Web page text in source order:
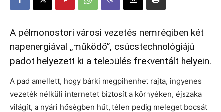
A pélmonostori városi vezetés nemrégiben két
napenergiával „működő”, csúcstechnológiájú
padot helyezett ki a település frekventált helyein.
A pad amellett, hogy bárki megpihenhet rajta, ingyenes
vezeték nélküli internetet biztosít a környéken, éjszaka
világít, a nyári hőségben hűt, télen pedig meleget bocsát